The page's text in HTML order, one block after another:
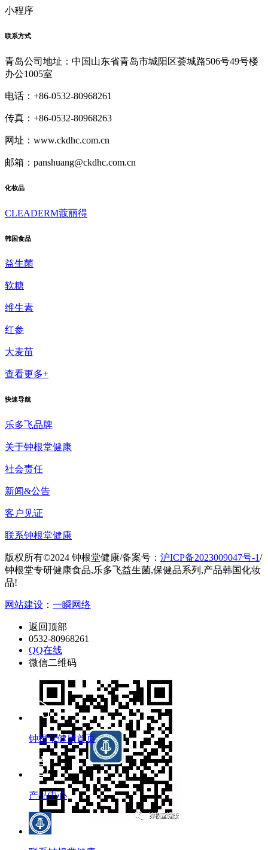
小程序
联系方式
青岛公司地址：中国山东省青岛市城阳区荟城路506号49号楼
办公1005室
电话：+86-0532-80968261
传真：+86-0532-80968263
网址：www.ckdhc.com.cn
邮箱：panshuang@ckdhc.com.cn
化妆品
CLEADERM蔻丽得
韩国食品
益生菌
软糖
维生素
红参
大麦苗
查看更多+
快速导航
乐多飞品牌
关于钟根堂健康
社会责任
新闻&公告
客户见证
联系钟根堂健康
版权所有©2024 钟根堂健康/备案号： 沪ICP备2023009047号-1/
钟根堂专研健康食品,乐多飞益生菌,保健品系列,产品韩国化妆
品!
网站建设 ： 一瞬网络
返回顶部
0532-80968261
QQ在线
微信二维码
钟根堂健康首页
产品中心